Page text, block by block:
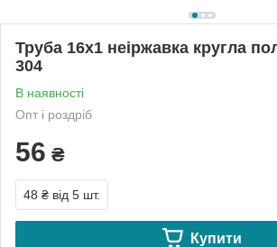
Труба 16х1 неіржавка кругла
304
В наявності
Опт і роздріб
56 ₴
48 ₴ від 5 шт.
Купити